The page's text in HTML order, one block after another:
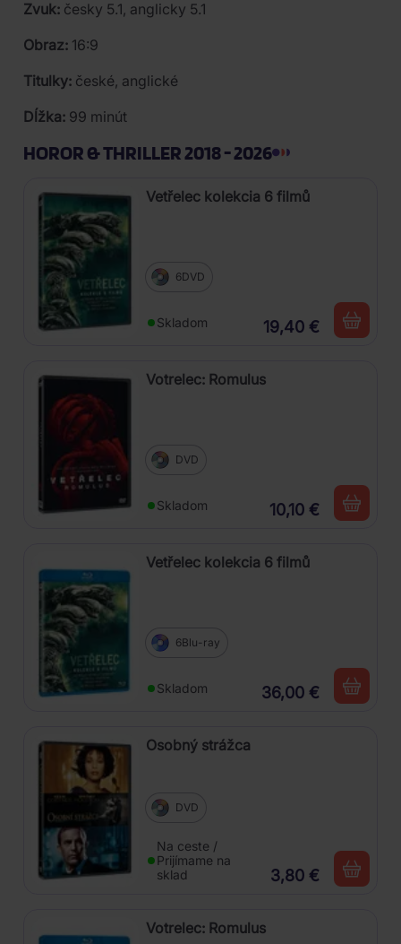
Zvuk: česky 5.1, anglicky 5.1
Obraz: 16:9
Titulky: české, anglické
Dĺžka: 99 minút
HOROR & THRILLER 2018 - 2026
Vetřelec kolekcia 6 filmů
6DVD
Skladom 19,40 €
Votrelec: Romulus
DVD
Skladom 10,10 €
Vetřelec kolekcia 6 filmů
6Blu-ray
Skladom 36,00 €
Osobný strážca
DVD
Na ceste /
Prijímame na
sklad
3,80 €
Votrelec: Romulus